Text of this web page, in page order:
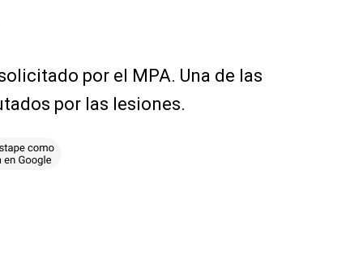
por el MPA. Una de las
por las lesiones.